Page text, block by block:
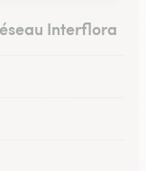
Interflora